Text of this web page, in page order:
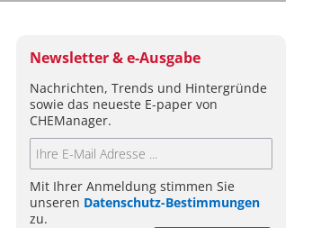
Newsletter & e-Ausgabe
Nachrichten, Trends und Hintergründe
sowie das neueste E-paper von
CHEManager.
Mit Ihrer Anmeldung stimmen Sie
unseren Datenschutz-Bestimmungen
zu.